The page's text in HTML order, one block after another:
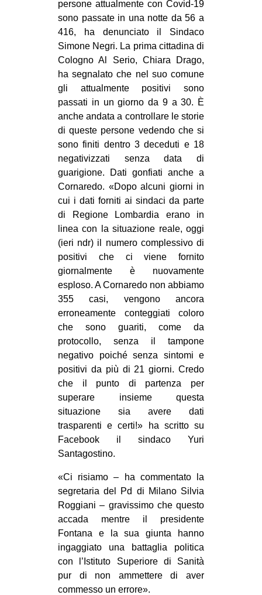
persone attualmente con Covid-19
sono passate in una notte da 56 a
416, ha denunciato il Sindaco
Simone Negri. La prima cittadina di
Cologno Al Serio, Chiara Drago,
ha segnalato che nel suo comune
gli attualmente positivi sono
passati in un giorno da 9 a 30. È
anche andata a controllare le storie
di queste persone vedendo che si
sono finiti dentro 3 deceduti e 18
negativizzati senza data di
guarigione. Dati gonfiati anche a
Cornaredo. «Dopo alcuni giorni in
cui i dati forniti ai sindaci da parte
di Regione Lombardia erano in
linea con la situazione reale, oggi
(ieri ndr) il numero complessivo di
positivi che ci viene fornito
giornalmente è nuovamente
esploso. A Cornaredo non abbiamo
355 casi, vengono ancora
erroneamente conteggiati coloro
che sono guariti, come da
protocollo, senza il tampone
negativo poiché senza sintomi e
positivi da più di 21 giorni. Credo
che il punto di partenza per
superare insieme questa
situazione sia avere dati
trasparenti e certi!» ha scritto su
Facebook il sindaco Yuri
Santagostino.
«Ci risiamo – ha commentato la
segretaria del Pd di Milano Silvia
Roggiani – gravissimo che questo
accada mentre il presidente
Fontana e la sua giunta hanno
ingaggiato una battaglia politica
con l’Istituto Superiore di Sanità
pur di non ammettere di aver
commesso un errore».